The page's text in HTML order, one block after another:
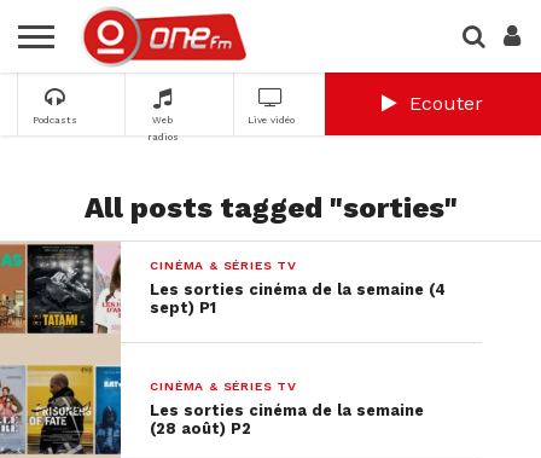
Podcasts
Web
radios
Live vidéo
Ecouter
All posts tagged "sorties"
CINÉMA & SÉRIES TV
Les sorties cinéma de la semaine (4
sept) P1
CINÉMA & SÉRIES TV
Les sorties cinéma de la semaine
(28 août) P2